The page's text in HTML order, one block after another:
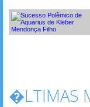
�LTIMAS